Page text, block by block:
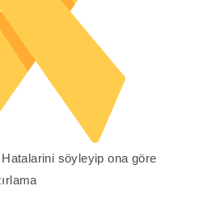
söyleyip ona göre